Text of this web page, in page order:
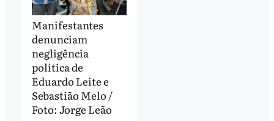
Manifestantes
denunciam
negligência
política de
Eduardo Leite e
Sebastião Melo /
Foto: Jorge Leão